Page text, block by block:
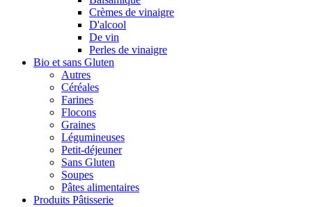
Crèmes de vinaigre
D'alcool
De vin
Perles de vinaigre
Bio et sans Gluten
Autres
Céréales
Farines
Flocons
Graines
Légumineuses
Petit-déjeuner
Sans Gluten
Soupes
Pâtes alimentaires
Produits Pâtisserie